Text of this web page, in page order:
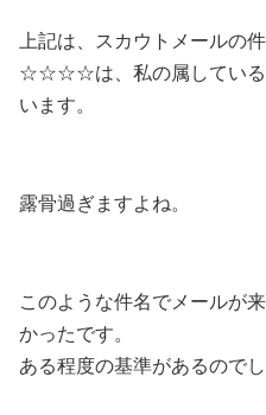
上記は、スカウトメールの件
☆☆☆☆は、私の属している
います。
露骨過ぎますよね。
このような件名でメールが
かったです。
ある程度の基準があるのでし